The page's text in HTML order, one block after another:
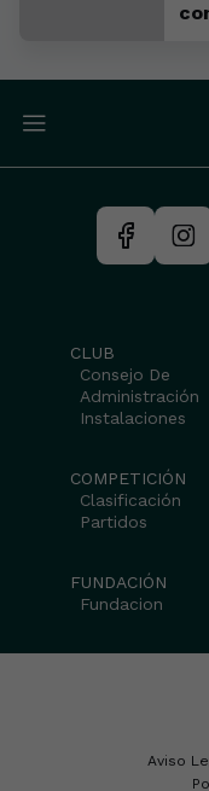
CLUB
Consejo De
Administración
Instalaciones
COMPETICIÓN
Clasificación
Partidos
FUNDACIÓN
Fundacion
Aviso